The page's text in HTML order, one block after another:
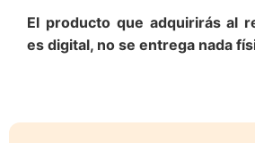
El producto que adquirirás al
es digital, no se entrega nada